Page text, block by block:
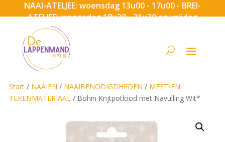
NAAI-ATELJEE: woensdag 13u00 - 17u00 - BREI-
ATELJEE: woensdag 18u30 - 21u30 en vrijdag
Start/ NAAIEN / NAAIBENODIGDHEDEN / MEET-EN
TEKENMATERIAAL / Bohin Krijtpotlood met Navulling Wit*